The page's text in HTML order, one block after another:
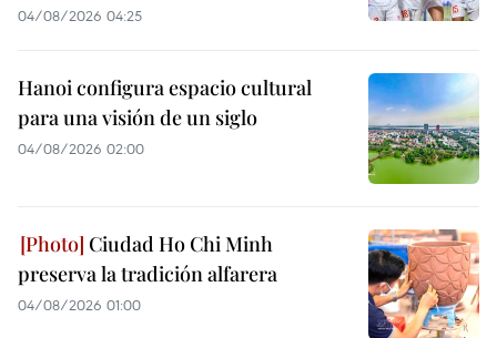
04/08/2026 04:25
Hanoi configura espacio cultural
para una visión de un siglo
04/08/2026 02:00
Ciudad Ho Chi Minh
preserva la tradición alfarera
04/08/2026 01:00